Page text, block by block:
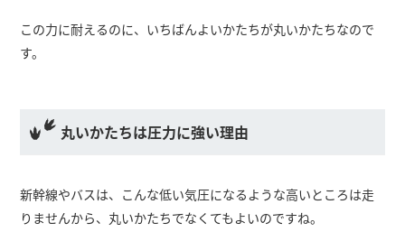
この力に耐えるのに、いちばんよいかたちが丸いかたちなので
す。
丸いかたちは圧力に強い理由
新幹線やバスは、こんな低い気圧になるような高いところは走
りませんから、丸いかたちでなくてもよいのですね。